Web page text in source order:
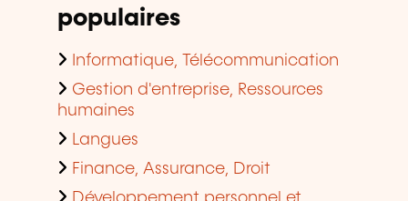
populaires
Informatique, Télécommunication
Gestion d'entreprise, Ressources
humaines
Langues
Finance, Assurance, Droit